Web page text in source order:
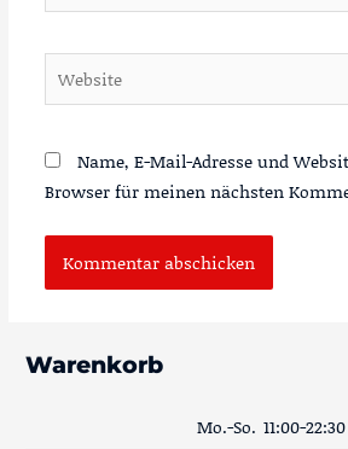
Website
Name, E-Mail-Adresse und
Browser für meinen nächsten
Warenkorb
Mo.-So. 11:00-22:30